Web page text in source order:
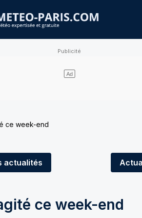
ce week-end
actualités
ce week-end